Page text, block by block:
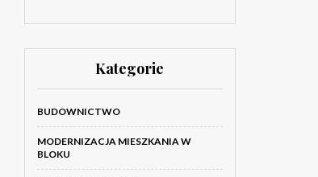
Kategorie
BUDOWNICTWO
MODERNIZACJA MIESZKANIA W
BLOKU